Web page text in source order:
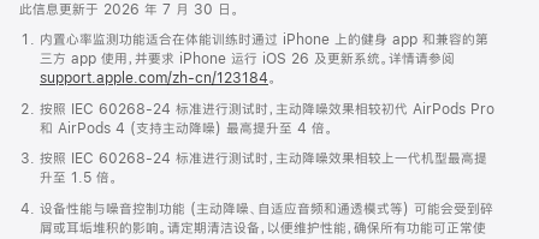
此信息更新于 2026 年 7 月 30 日。
内置心率监测功能适合在体能训练时通过 iPhone 上的健身 app 和兼容的第
三方 app 使用，并要求 iPhone 运行 iOS 26 及更新系统。详情请参阅
support.apple.com/zh-cn/123184。
按照 IEC 60268-24 标准进行测试时，主动降噪效果相较初代 AirPods Pro
和 AirPods 4 (支持主动降噪) 最高提升至 4 倍。
按照 IEC 60268-24 标准进行测试时，主动降噪效果相较上一代机型最高提
升至 1.5 倍。
设备性能与噪音控制功能 (主动降噪、自适应音频和通透模式等) 可能会受到碎
屑或耳垢堆积的影响。请定期清洁设备，以便维护性能，确保所有功能可正常使